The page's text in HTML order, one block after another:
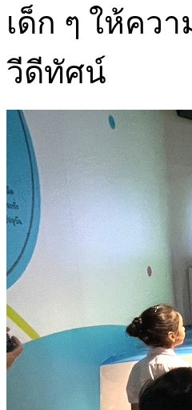
เด็ก ๆ ให้คว
วีดีทัศน์